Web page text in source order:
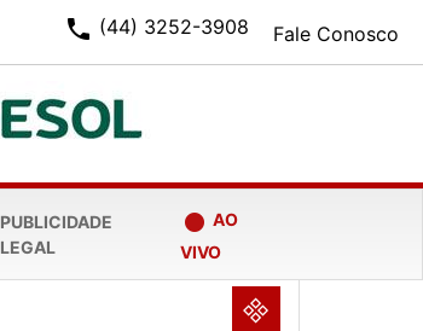
Fale Conosco
phone (44) 3252-3908
PUBLICIDADE
LEGAL
fiber_manual_record AO
VIVO
NULL